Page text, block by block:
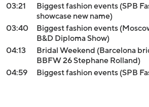
03:21
Biggest fashion events (SPB
showcase new name)
03:40
Biggest fashion events
B&D Diploma Show)
04:13
Bridal Weekend (Barcelona
BBFW 26 Stephane Rolland)
04:59
Biggest fashion events (SPB